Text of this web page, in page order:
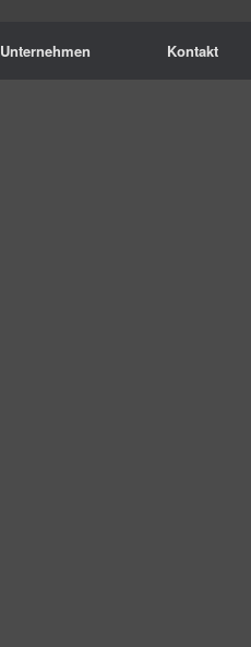
Unternehmen Kontakt